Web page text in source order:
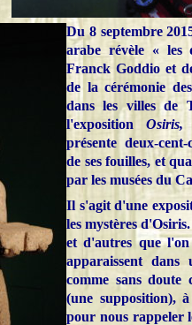
Du 8 septembre
arabe révèle « les
Franck Goddio et
de la cérémonie
dans les villes de
l'exposition Osiris,
présente deux-
de ses fouilles, et
par les musées du
Il s'agit d'une
les mystères
et d'autres que
apparaissent dans
comme sans doute
(une supposition),
pour nous rappeler